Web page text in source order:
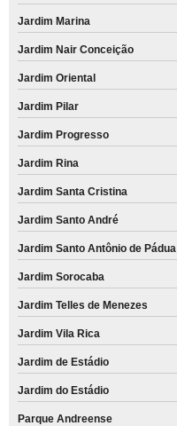
Jardim Marina
Jardim Nair Conceição
Jardim Oriental
Jardim Pilar
Jardim Progresso
Jardim Rina
Jardim Santa Cristina
Jardim Santo André
Jardim Santo Antônio de Pádua
Jardim Sorocaba
Jardim Telles de Menezes
Jardim Vila Rica
Jardim de Estádio
Jardim do Estádio
Parque Andreense